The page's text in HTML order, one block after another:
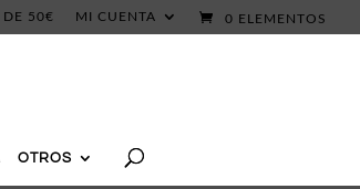
DE 50€ MI CUENTA 0 ELEMENTOS
OTROS